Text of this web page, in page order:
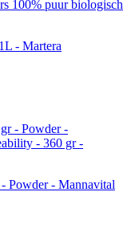
- Martera
Powder - Mannavital